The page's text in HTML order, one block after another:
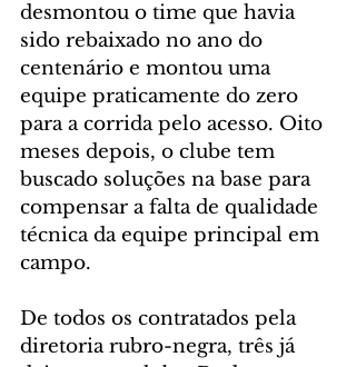
desmontou o time que havia
sido rebaixado no ano do
centenário e montou uma
equipe praticamente do zero
para a corrida pelo acesso. Oito
meses depois, o clube tem
buscado soluções na base para
compensar a falta de qualidade
técnica da equipe principal em
campo.
De todos os contratados pela
diretoria rubro-negra, três já